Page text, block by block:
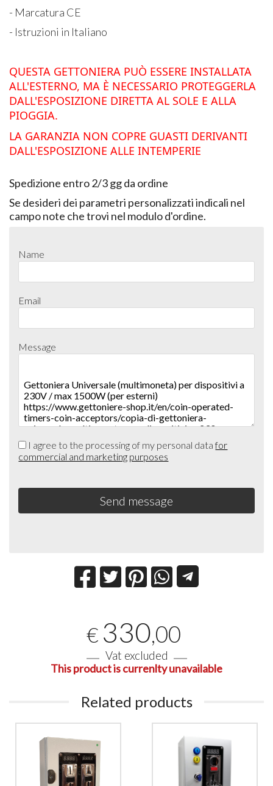
- Marcatura CE
- Istruzioni in Italiano
QUESTA GETTONIERA PUÒ ESSERE INSTALLATA
ALL'ESTERNO, MA È NECESSARIO PROTEGGERLA
DALL'ESPOSIZIONE DIRETTA AL SOLE E ALLA
PIOGGIA.
LA GARANZIA NON COPRE GUASTI DERIVANTI
DALL'ESPOSIZIONE ALLE INTEMPERIE
Spedizione entro 2/3 gg da ordine
Se desideri dei parametri personalizzati indicali nel
campo note che trovi nel modulo d'ordine.
Name
Email
Message
I agree to the processing of my personal datafor
commercial and marketing purposes
Send message
€ 330,00
Vat excluded
This product is currenlty unavailable
Related products